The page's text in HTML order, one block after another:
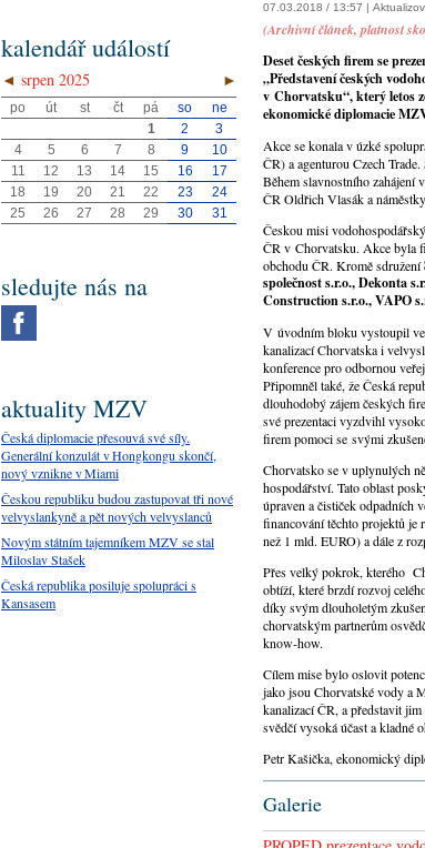
07.03.2018 / 13:57 |
(Archivní článek, platnost
Deset českých firem se
„Představení českých
v Chorvatsku“, který letos
ekonomické diplomacie
Akce se konala v úzké
ČR) a agenturou Czech
Během slavnostního
ČR Oldřich Vlasák a
Českou misi
ČR v Chorvatsku. Akce byla
obchodu ČR. Kromě sdružení
společnost s.r.o., Dekonta
Construction s.r.o., VAPO
V úvodním bloku vystoupil
kanalizací Chorvatska i
konference pro odbornou
Připomněl také, že Česká
dlouhodobý zájem českých
své prezentaci vyzdvihl
firem pomoci se svými
Chorvatsko se v uplynulých
hospodářství. Tato oblast
úpraven a čističek odpadních
financování těchto projektů je
než 1 mld. EURO) a dále z
Přes velký pokrok, kterého
obtíží, které brzdí rozvoj
díky svým dlouholetým
chorvatským partnerům
know-how.
Cílem mise bylo oslovit
jako jsou Chorvatské vody a
kanalizací ČR, a představit
svědčí vysoká účast a kladné
Petr Kašička, ekonomický
Galerie
kalendář událostí
◄ ►
srpen 2025
po út st čt pá so
ne
1
2
3
4
5 6 7 8 9
10
11
12 13 14 15 16
17
18
19 20 21 22 23
24
25
26 27 28 29 30 31
sledujte nás na
aktuality MZV
Česká diplomacie přesouvá své síly.
Generální konzulát v Hongkongu skončí,
nový vznikne v Miami
Českou republiku budou zastupovat tři nové
velvyslankyně a pět nových velvyslanců
Novým státním tajemníkem MZV se stal
Miloslav Stašek
Česká republika posiluje spolupráci s
Kansasem